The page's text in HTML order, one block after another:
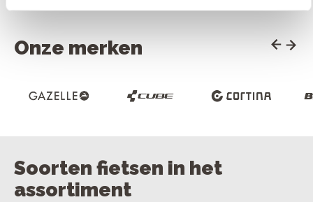
Onze merken
Soorten fietsen in het
assortiment